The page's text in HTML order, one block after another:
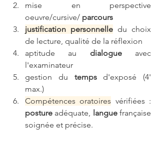
mise en perspective
oeuvre/cursive/ parcours
justification personnelle du choix
de lecture, qualité de la réflexion
aptitude au dialogue avec
l'examinateur
gestion du temps d'exposé (4'
max.)
Compétences oratoires
posture adéquate, langue française
soignée et précise.